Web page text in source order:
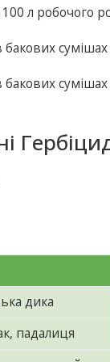
л робочого
бакових
дика
падалиця